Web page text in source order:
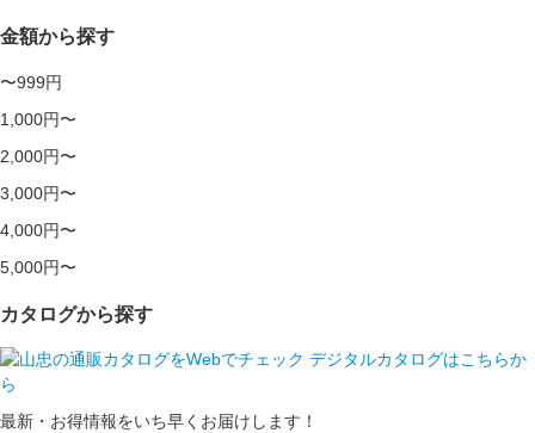
金額から探す
〜999円
1,000円〜
2,000円〜
3,000円〜
4,000円〜
5,000円〜
カタログから探す
最新・お得情報をいち早くお届けします！